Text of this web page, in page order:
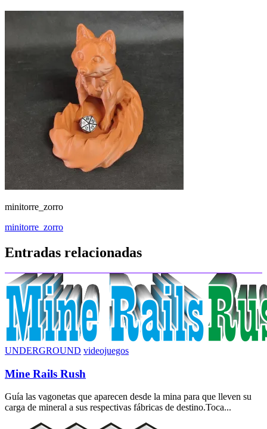
minitorre_zorro
Navegación
de
entradas
minitorre_zorro
Entradas relacionadas
UNDERGROUND videojuegos
Mine Rails Rush
Guía las vagonetas que aparecen desde la mina para que lleven su
carga de mineral a sus respectivas fábricas de destino.Toca...